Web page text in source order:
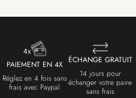
PAIEMENT EN 4X
Réglez en 4 fois sans
frais avec Paypal
ÉCHANGE GRATUIT
14 jours pour
échanger votre paire
sans frais